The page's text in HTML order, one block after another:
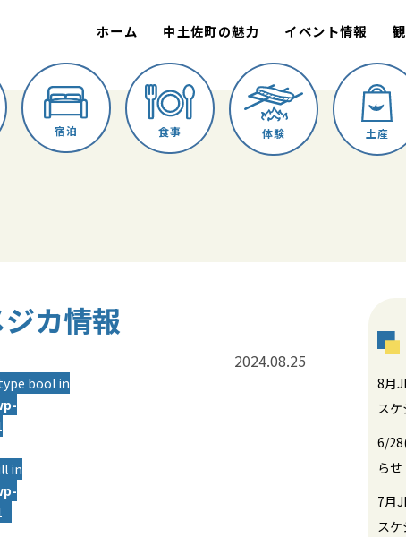
ホーム 中土佐町の魅力 イベント情報
宿泊 食事 体験 土産
カ情報
bool in
in
2024.08.25
8月
ス
6/
らせ
7月
ス